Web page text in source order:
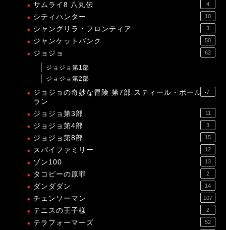
サムライ8 八丸伝 4
シティハンター 10
シャングリラ・フロンティア 3
ジャンケットバンク 50
ジョジョ 62
ジョジョ第1部
ジョジョ第2部
ジョジョの奇妙な冒険 第7部 スティール・ボール・
ラン
7
ジョジョ第3部 11
ジョジョ第4部 3
ジョジョ第8部 15
スパイファミリー 12
ゾン100 13
タコピーの原罪 2
ダンダダン 14
チェンソーマン 107
テニスの王子様 2
テラフォーマーズ 52